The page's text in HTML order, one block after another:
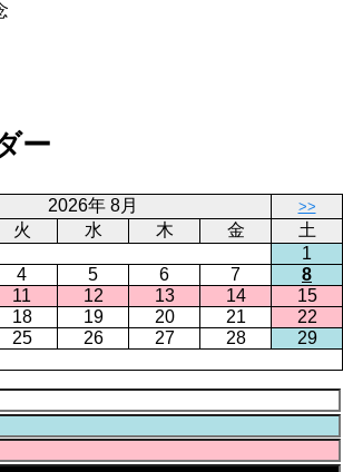
ー
2026年 8月 >>
火 水 木 金
土
1
4 5 6 7
8
11 12 13 14
15
18 19 20 21
22
25 26 27 28
29